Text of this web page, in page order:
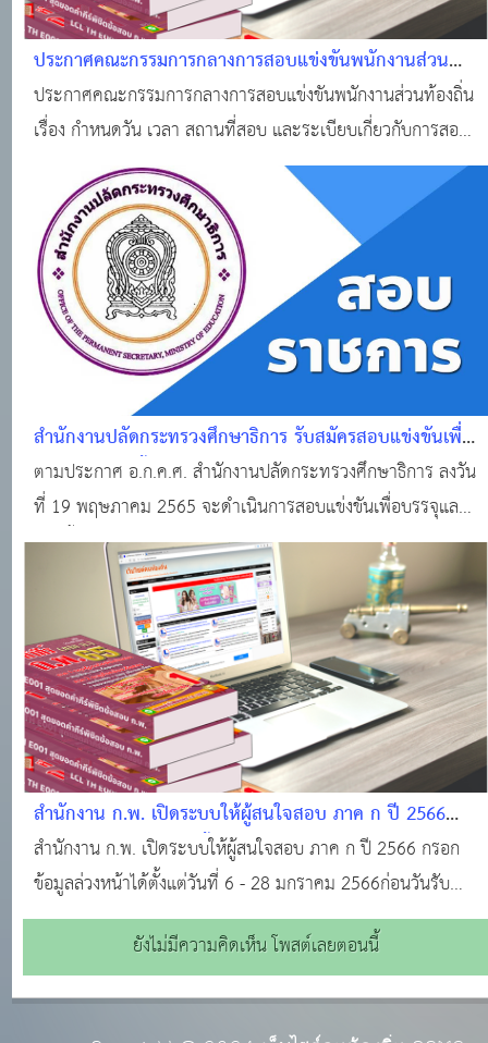
ประกาศคณะกรรมการกลางการสอบแข่งขันพนักงานส่วน
ท้องถิ่น เรื่อง กำหนดวัน เวลา สถานที่สอบ และระเบียบ
เกี่ยวกับการสอบแข่งขัน เพื่อบรรจุบุคคลเป็นข้าราชการหรือ
พนักงานส่วนท้องถิ่น พ.ศ. 2564
ประกาศคณะกรรมการกลางการสอบแข่งขันพนักงานส่วนท้องถิ่น
เรื่อง กำหนดวัน เวลา สถานที่สอบ และระเบียบเกี่ยวกับการสอบ
แข่งขัน เพื่อบรรจุบุคคลเป็นข้าราชการหรือพนักงานส่วนท้องถิ่น
พ.ศ. 2564 ภาคความรู้ความสามารถทั่วไป (ภาค ก) และภาค
ความรู้ความสามารถเฉพาะสำหรับตำแหน่
สำนักงานปลัดกระทรวงศึกษาธิการ รับสมัครสอบแข่งขันเพื่อ
บรรจุและแต่งตั้งบุคคลเข้ารับราชการเป็นข้าราชการครูและ
บุคลากรทางการศึกษา 9 ตำแหน่ง 208 อัตรา
ตามประกาศ อ.ก.ค.ศ. สำนักงานปลัดกระทรวงศึกษาธิการ ลงวัน
ที่ 19 พฤษภาคม 2565 จะดำเนินการสอบแข่งขันเพื่อบรรจุและ
แต่งตั้ง บุคคลเข้ารับราชการเป็นข้าราชการครูและบุคลากร
ทางการศึกษา ตําแหน่งบุคลากรทางการศึกษาอื่น ตามมาตรา
38 ค. (2) ตําแหน่งประเภทวิชาการ ระดับปฏิบั
สำนักงาน ก.พ. เปิดระบบให้ผู้สนใจสอบ ภาค ก ปี 2566
กรอกข้อมูลล่วงหน้าได้ตั้งแต่วันที่ 6 - 28 มกราคม 2566ก่อน
วันรับสมัครสอบ ปี 2566
สำนักงาน ก.พ. เปิดระบบให้ผู้สนใจสอบ ภาค ก ปี 2566 กรอก
ข้อมูลล่วงหน้าได้ตั้งแต่วันที่ 6 - 28 มกราคม 2566ก่อนวันรับ
สมัครสอบ ปี 2566 ตามที่สำนักงาน ก.พ. ได้เปิดระบบให้กรอก
ข้อมูลล่วงหน้าเพื่อเป็นการเตรียมความพร้อมสมัครสอบ ภาค ก.
ปี 2566 โดยจะเปิดรับสมัครสอบจร
ยังไม่มีความคิดเห็น โพสต์เลยตอนนี้